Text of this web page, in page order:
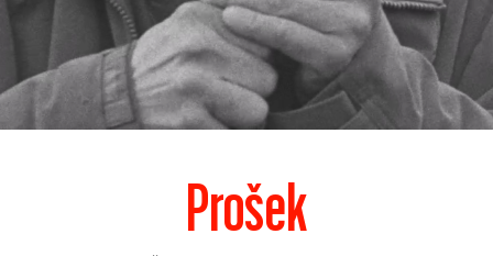
Prošek